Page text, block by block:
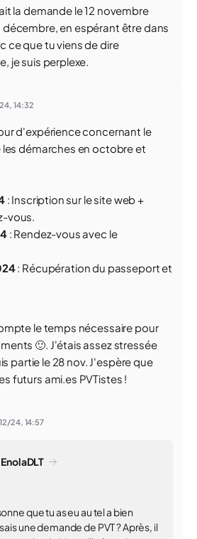
la demande le 12 novembre
décembre, en espérant être dans
ce que tu viens de dire
je suis perplexe.
14:32
d'expérience concernant le
démarches en octobre et
: Inscription sur le site web +
vous.
: Rendez-vous avec le
: Récupération du passeport et
le temps nécessaire pour
🙂. J'étais assez stressée
partie le 28 nov. J'espère que
futurs ami.es PVTistes !
24, 14:57
EnolaDLT
que tu as eu au tel a bien
une demande de PVT ? Après, il